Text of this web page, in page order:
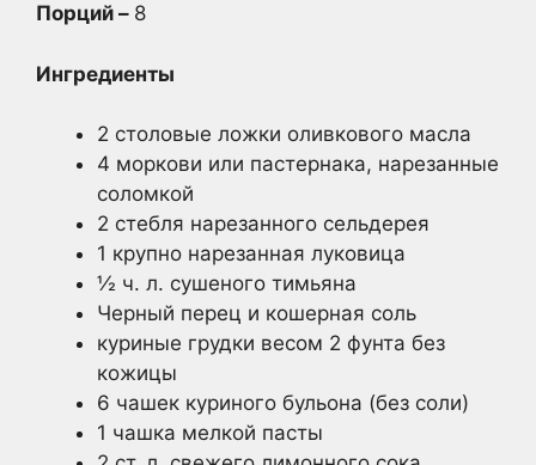
Порций – 8
Ингредиенты
2 столовые ложки оливкового масла
4 моркови или пастернака, нарезанные
соломкой
2 стебля нарезанного сельдерея
1 крупно нарезанная луковица
½ ч. л. сушеного тимьяна
Черный перец и кошерная соль
куриные грудки весом 2 фунта без
кожицы
6 чашек куриного бульона (без соли)
1 чашка мелкой пасты